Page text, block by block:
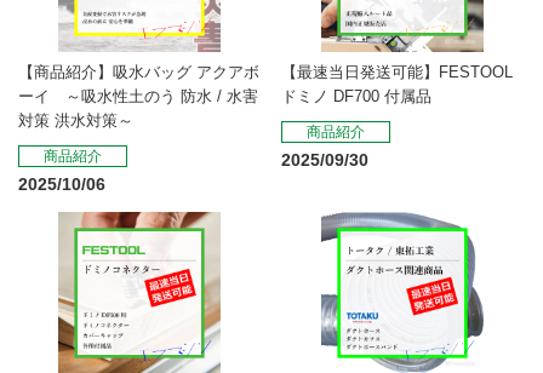
【商品紹介】吸水バッグ アクアボ
ーイ ～吸水性土のう 防水 / 水害
対策 洪水対策～
商品紹介
2025/10/06
【最速当日発送可能】FESTOOL
ドミノ DF700 付属品
商品紹介
2025/09/30